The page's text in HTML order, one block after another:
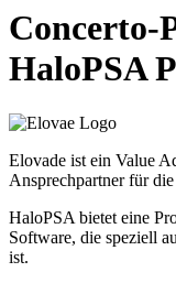
Concerto-
HaloPSA
Elovade ist ein Value
Ansprechpartner für
HaloPSA bietet eine
Software, die speziell
ist.